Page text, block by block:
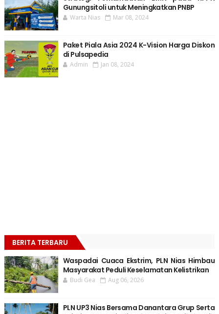
Gunungsitoli untuk Meningkatkan PNBP
Warta Nias Mar 08, 2024
Paket Piala Asia 2024 K-Vision Harga Diskon
di Pulsapedia
Admin Jan 08, 2024
BERITA TERBARU
Waspadai Cuaca Ekstrim, PLN Nias Himbau
Masyarakat Peduli Keselamatan Kelistrikan
Budi Gea Aug 06, 2026
PLN UP3 Nias Bersama Danantara Grup Serta